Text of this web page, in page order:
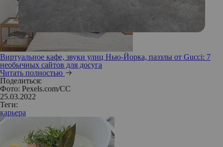
Виртуальное кафе, звуки улиц Нью-Йорка, паззлы от Gucci: 7
необычных сайтов для досуга
Читать полностью
Поделиться:
Фото: Pexels.com/CC
25.03.2022
Теги:
карьера